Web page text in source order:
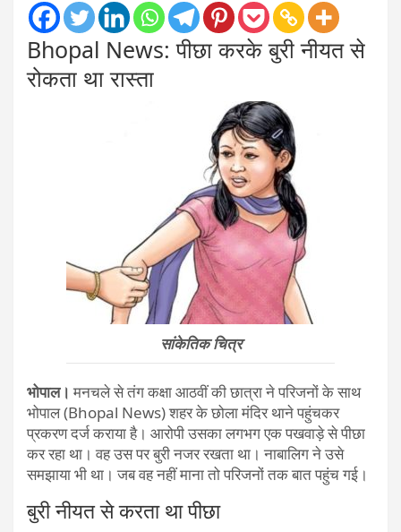
Bhopal News: पीछा करके बुरी नीयत से
रोकता था रास्ता
सांकेतिक चित्र
भोपाल। मनचले से तंग कक्षा आठवीं की छात्रा ने परिजनों के साथ
भोपाल (Bhopal News) शहर के छोला मंदिर थाने पहुंचकर
प्रकरण दर्ज कराया है। आरोपी उसका लगभग एक पखवाड़े से पीछा
कर रहा था। वह उस पर बुरी नजर रखता था। नाबालिग ने उसे
समझाया भी था। जब वह नहीं माना तो परिजनों तक बात पहुंच गई।
बुरी नीयत से करता था पीछा